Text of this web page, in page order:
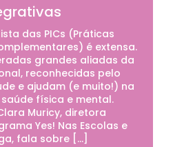
das PICs (Práticas
é extensa.
grandes aliadas da
reconhecidas pelo
e ajudam (e muito!) na
física e mental.
Muricy, diretora
Yes! Nas Escolas e
fala sobre […]